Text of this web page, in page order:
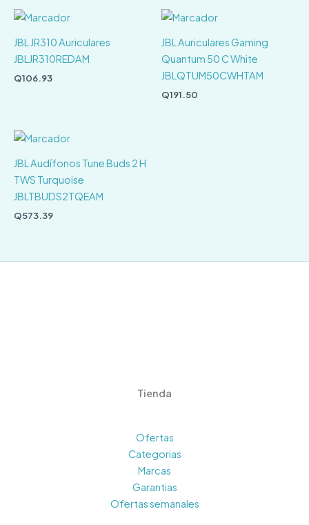
JBL JR310 Auriculares
JBLJR310REDAM
Q106.93
JBL Auriculares Gaming
Quantum 50 C White
JBLQTUM50CWHTAM
Q191.50
JBL Audífonos Tune Buds 2 H
TWS Turquoise
JBLTBUDS2TQEAM
Q573.39
Tienda
Ofertas
Categorias
Marcas
Garantias
Ofertas semanales